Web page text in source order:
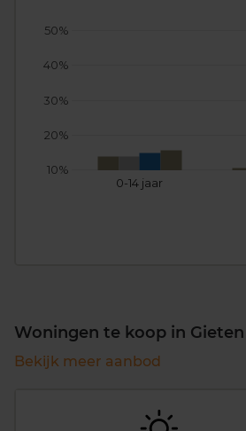
0-14 jaar
10%
20%
30%
40%
50%
Woningen te koop in Gieten
Bekijk meer aanbod